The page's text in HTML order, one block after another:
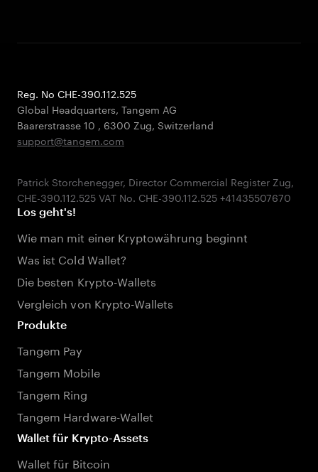
Reg. No CHE-390.112.525
Global Headquarters, Tangem AG
Baarerstrasse 10 , 6300 Zug, Switzerland
support@tangem.com
Patrick Storchenegger, Director Commercial Register Zug,
Los geht's!
Wie man mit einer Kryptowährung beginnt
Was ist Cold Wallet?
Die besten Krypto-Wallets
Vergleich von Krypto-Wallets
Produkte
Tangem Pay
Tangem Mobile
Tangem Ring
Tangem Hardware-Wallet
Wallet für Krypto-Assets
Wallet für Bitcoin